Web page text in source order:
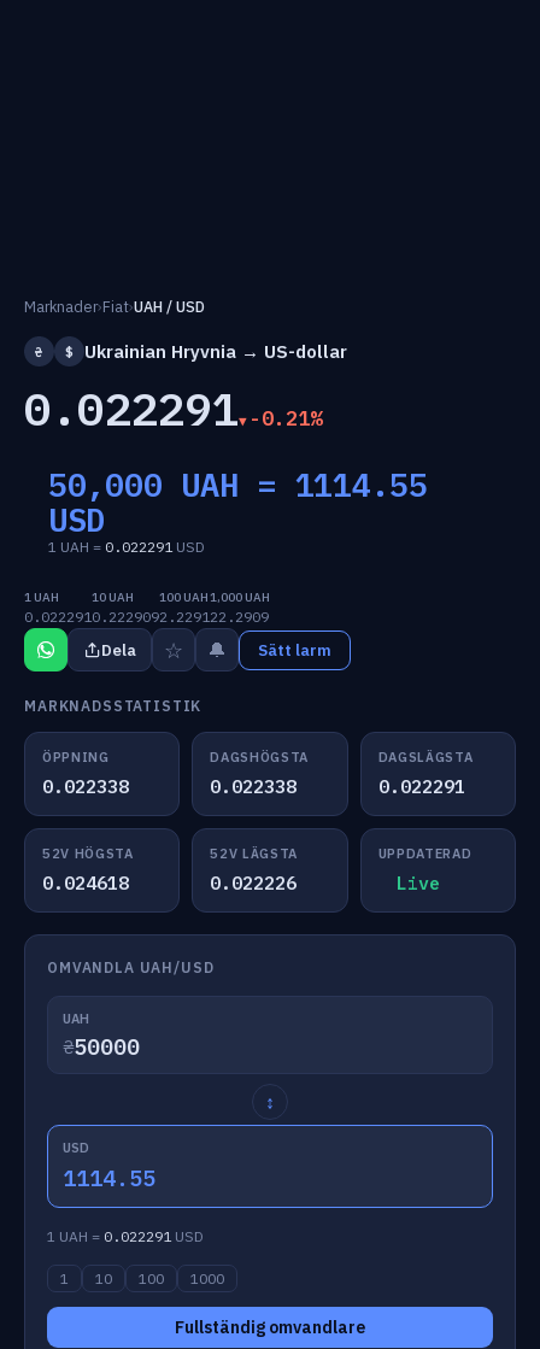
Marknader›Fiat›UAH / USD
₴ $ Ukrainian Hryvnia → US-dollar
0.022291 -0.21%
50,000 UAH = 1114.55
USD
1 UAH = 0.022291USD
1 UAH
0.022291
10 UAH
0.222909
100 UAH
2.2291
1,000 UAH
22.2909
Dela ☆ 🔔 Sätt larm
MARKNADSSTATISTIK
ÖPPNING
0.022338
DAGSHÖGSTA
0.022338
DAGSLÄGSTA
0.022291
52V HÖGSTA
0.024618
52V LÄGSTA
0.022226
UPPDATERAD
Live
OMVANDLA UAH/USD
UAH
₴
↕
USD
1114.55
1 UAH = 0.022291 USD
1 10 100 1000
Fullständig omvandlare